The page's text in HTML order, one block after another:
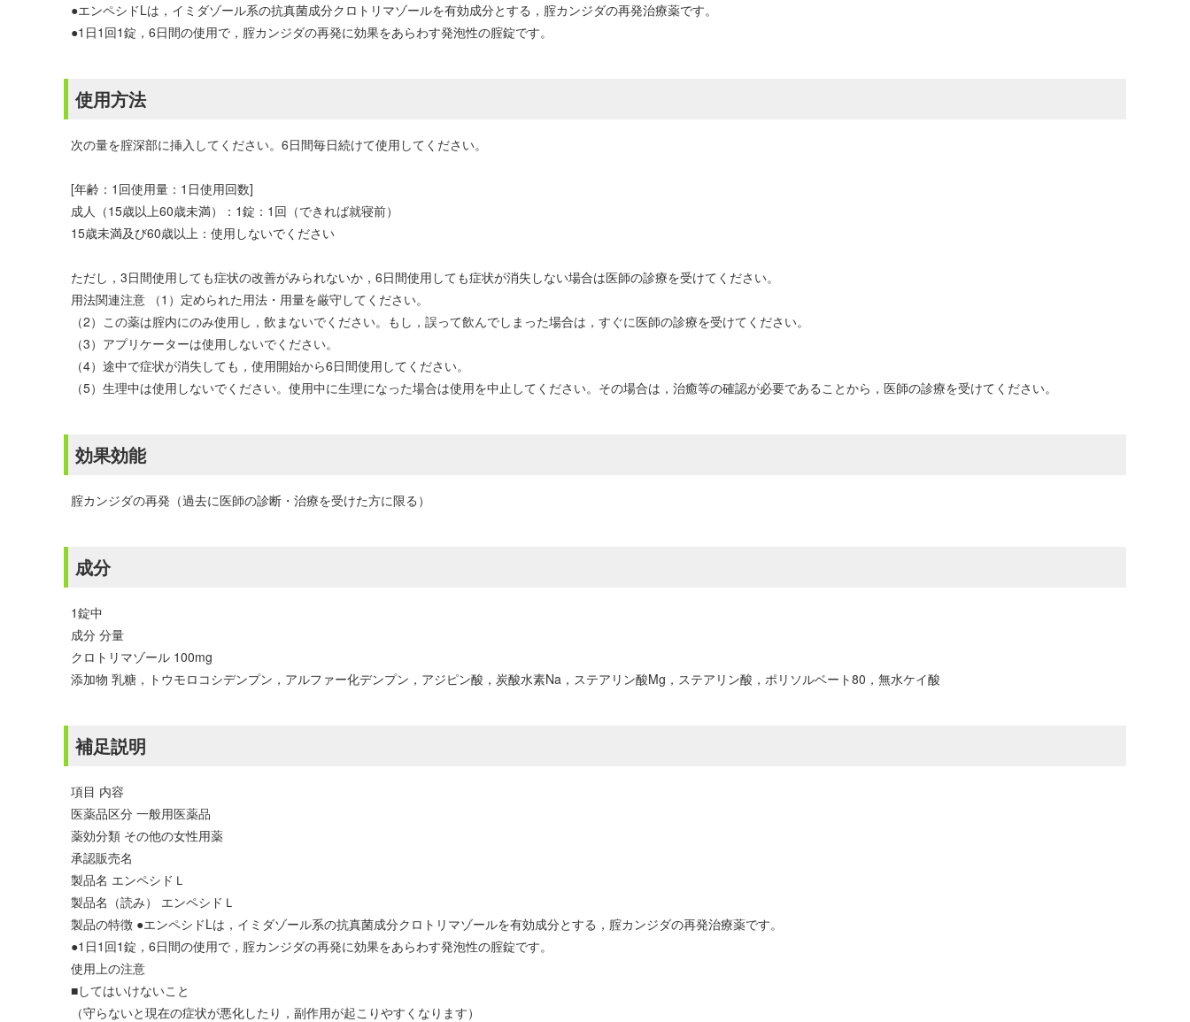
●エンペシドLは，イミダゾール系の抗真菌成分クロトリマゾールを有効成分とする，腟カンジダの再発治療薬です。
●1日1回1錠，6日間の使用で，腟カンジダの再発に効果をあらわす発泡性の腟錠です。
使用方法
次の量を腟深部に挿入してください。6日間毎日続けて使用してください。
[年齢：1回使用量：1日使用回数]
成人（15歳以上60歳未満）：1錠：1回（できれば就寝前）
15歳未満及び60歳以上：使用しないでください
ただし，3日間使用しても症状の改善がみられないか，6日間使用しても症状が消失しない場合は医師の診療を受けてください。
用法関連注意 （1）定められた用法・用量を厳守してください。
（2）この薬は腟内にのみ使用し，飲まないでください。もし，誤って飲んでしまった場合は，すぐに医師の診療を受けてください。
（3）アプリケーターは使用しないでください。
（4）途中で症状が消失しても，使用開始から6日間使用してください。
（5）生理中は使用しないでください。使用中に生理になった場合は使用を中止してください。その場合は，治癒等の確認が必要であることから，医師の診療を受けてください。
効果効能
腟カンジダの再発（過去に医師の診断・治療を受けた方に限る）
成分
1錠中
成分 分量
クロトリマゾール 100mg
添加物 乳糖，トウモロコシデンプン，アルファー化デンプン，アジピン酸，炭酸水素Na，ステアリン酸Mg，ステアリン酸，ポリソルベート80，無水ケイ酸
補足説明
項目 内容
医薬品区分 一般用医薬品
薬効分類 その他の女性用薬
承認販売名
製品名 エンペシドＬ
製品名（読み） エンペシドＬ
製品の特徴 ●エンペシドLは，イミダゾール系の抗真菌成分クロトリマゾールを有効成分とする，腟カンジダの再発治療薬です。
●1日1回1錠，6日間の使用で，腟カンジダの再発に効果をあらわす発泡性の腟錠です。
使用上の注意
■してはいけないこと
（守らないと現在の症状が悪化したり，副作用が起こりやすくなります）